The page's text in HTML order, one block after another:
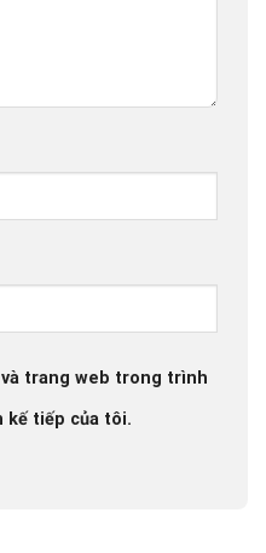
trang web trong trình
kế tiếp của tôi.